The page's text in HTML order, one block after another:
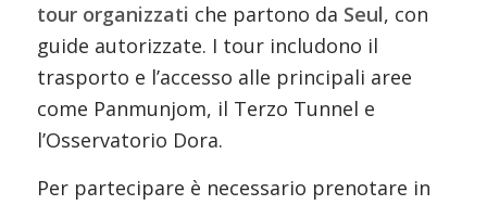
tour organizzati che partono da Seul, con
guide autorizzate. I tour includono il
trasporto e l’accesso alle principali aree
come Panmunjom, il Terzo Tunnel e
l’Osservatorio Dora.
Per partecipare è necessario prenotare in